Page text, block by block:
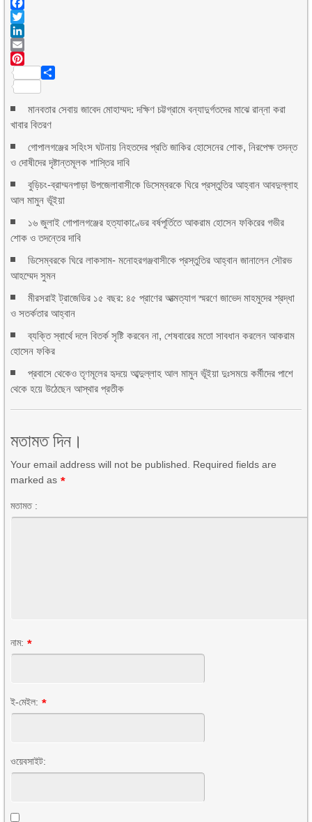
Facebook
Twitter
LinkedIn
Email
Pinterest
মানবতার সেবায় জাবেদ মোহাম্মদ: দক্ষিণ চট্টগ্রামে বন্যাদুর্গতদের মাঝে রান্না করা
খাবার বিতরণ
গোপালগঞ্জের সহিংস ঘটনায় নিহতদের প্রতি জাকির হোসেনের শোক, নিরপেক্ষ তদন্ত
ও দোষীদের দৃষ্টান্তমূলক শাস্তির দাবি
বুড়িচং-ব্রাম্মনপাড়া উপজেলাবাসীকে ডিসেম্বরকে ঘিরে প্রস্তুতির আহ্বান আবদুল্লাহ
আল মামুন ভূঁইয়া
১৬ জুলাই গোপালগঞ্জের হত্যাকাণ্ডের বর্ষপূর্তিতে আকরাম হোসেন ফকিরের গভীর
শোক ও তদন্তের দাবি
ডিসেম্বরকে ঘিরে লাকসাম- মনোহরগঞ্জবাসীকে প্রস্তুতির আহ্বান জানালেন সৌরভ
আহম্মেদ সুমন
মীরসরাই ট্রাজেডির ১৫ বছর: ৪৫ প্রাণের আত্মত্যাগ স্মরণে জাভেদ মাহমুদের শ্রদ্ধা
ও সতর্কতার আহ্বান
ব্যক্তি স্বার্থে দলে বিতর্ক সৃষ্টি করবেন না, শেষবারের মতো সাবধান করলেন আকরাম
হোসেন ফকির
প্রবাসে থেকেও তৃণমূলের হৃদয়ে আব্দুল্লাহ আল মামুন ভূঁইয়া দুঃসময়ে কর্মীদের পাশে
থেকে হয়ে উঠেছেন আস্থার প্রতীক
মতামত দিন।
Your email address will not be published. Required fields are
marked as *
মতামত :
নাম: *
ই-মেইল: *
ওয়েবসাইট: